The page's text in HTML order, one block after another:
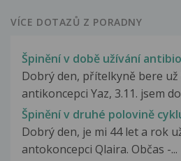
VÍCE DOTAZŮ Z PORADNY
Špinění v době užívání
Dobrý den, přítelkyně bere už
antikoncepci Yaz, 3.11. jsem
Špinění v druhé polovině
Dobrý den, je mi 44 let a rok
antokoncepci Qlaira. Občas -...